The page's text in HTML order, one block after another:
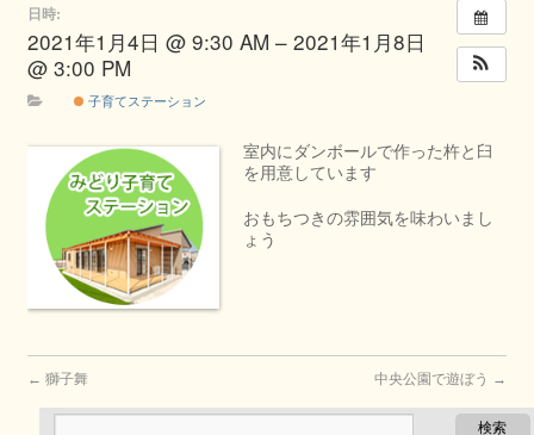
日時:
2021年1月4日 @ 9:30 AM – 2021年1月8日
@ 3:00 PM
子育てステーション
室内にダンボールで作った杵と臼
を用意しています
おもちつきの雰囲気を味わいまし
ょう
← 獅子舞 中央公園で遊ぼう →